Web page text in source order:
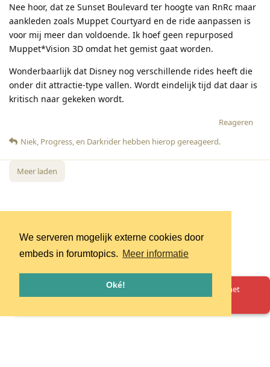
We serveren mogelijk externe cookies door
embeds in forumtopics. Meer informatie
Oké!
Nee hoor, dat ze Sunset Boulevard ter hoogte van RnRc maar
aankleden zoals Muppet Courtyard en de ride aanpassen is
voor mij meer dan voldoende. Ik hoef geen repurposed
Muppet*Vision 3D omdat het gemist gaat worden.
Wonderbaarlijk dat Disney nog verschillende rides heeft die
onder dit attractie-type vallen. Wordt eindelijk tijd dat daar is
kritisch naar gekeken wordt.
Reageren
Niek Progress , en Darkrider hebben hierop gereageerd.
Meer laden
Oeps! Er is iets misgegaan. Herlaad de pagina en probeer het
opnieuw.